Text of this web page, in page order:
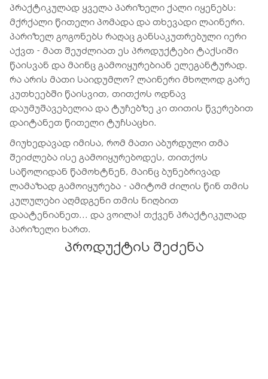
პრაქტიკულად ყველა პარიზელი ქალი იყენებს:
მქრქალი წითელი პომადა და თხევადი ლაინერი.
პარიზელ გოგონებს რაღაც განსაკუთრებული იერი
აქვთ - მათ შეუძლიათ ეს პროდუქტები ტაქსიში
წაისვან და მაინც გამოიყურებიან ელეგანტურად.
რა არის მათი საიდუმლო? ლაინერი მხოლოდ გარე
კუთხეებში წაისვით, თითქოს ოდნავ
დაუმუშავებელია და ტუჩებზე კი თითის წვერებით
დაიტანეთ წითელი ტუჩსაცხი.
მიუხედავად იმისა, რომ მათი აბურდული თმა
შეიძლება ისე გამოიყურებოდეს, თითქოს
საწოლიდან წამოხტნენ, მაინც ბუნებრივად
ლამაზად გამოიყურება - ამიტომ ძილის წინ თმის
კულულები აღმდგენი თმის ნიღბით
დაატენიანეთ... და ვოილა! თქვენ პრაქტიკულად
პარიზელი ხართ.
პროდუქტის შეძენა